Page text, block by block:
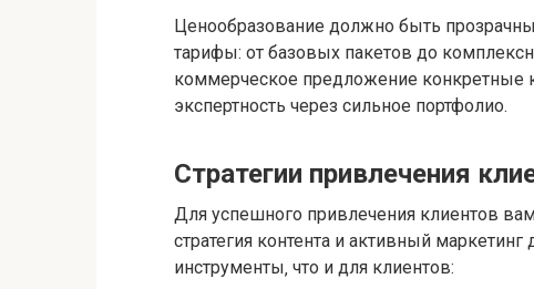
Ценообразование должно быть
тарифы: от базовых пакетов до
коммерческое предложение конкретные
экспертность через сильное портфолио.
Стратегии привлечения
Для успешного привлечения клиентов
стратегия контента и активный
инструменты‚ что и для клиентов: